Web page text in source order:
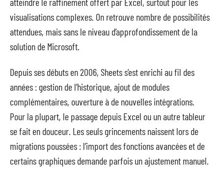
visualisations complexes. On retrouve nombre de possibilités
attendues, mais sans le niveau d’approfondissement de la
solution de Microsoft.
Depuis ses débuts en 2006, Sheets s’est enrichi au fil des
années : gestion de l’historique, ajout de modules
complémentaires, ouverture à de nouvelles intégrations.
Pour la plupart, le passage depuis Excel ou un autre tableur
se fait en douceur. Les seuls grincements naissent lors de
migrations poussées : l’import des fonctions avancées et de
certains graphiques demande parfois un ajustement manuel.